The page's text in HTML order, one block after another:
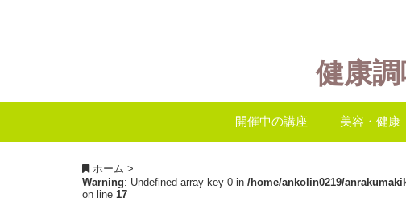
健康
開催中の講座 美容・健康
ホーム >
Warning: Undefined array key 0 in /home/ankolin0219/
on line 17